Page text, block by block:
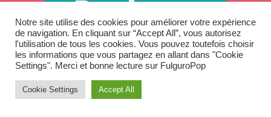
Notre site utilise des cookies pour améliorer votre expérience
de navigation. En cliquant sur “Accept All”, vous autorisez
l'utilisation de tous les cookies. Vous pouvez toutefois choisir
les informations que vous partagez en allant dans "Cookie
Settings". Merci et bonne lecture sur FulguroPop
Cookie Settings Accept All